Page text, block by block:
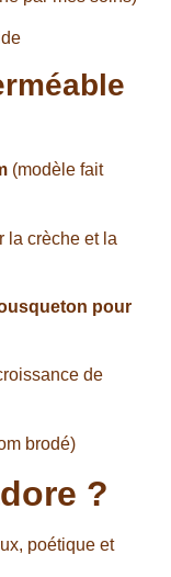
(modèle fait
la crèche et la
pour
de
brodé)
?
poétique et